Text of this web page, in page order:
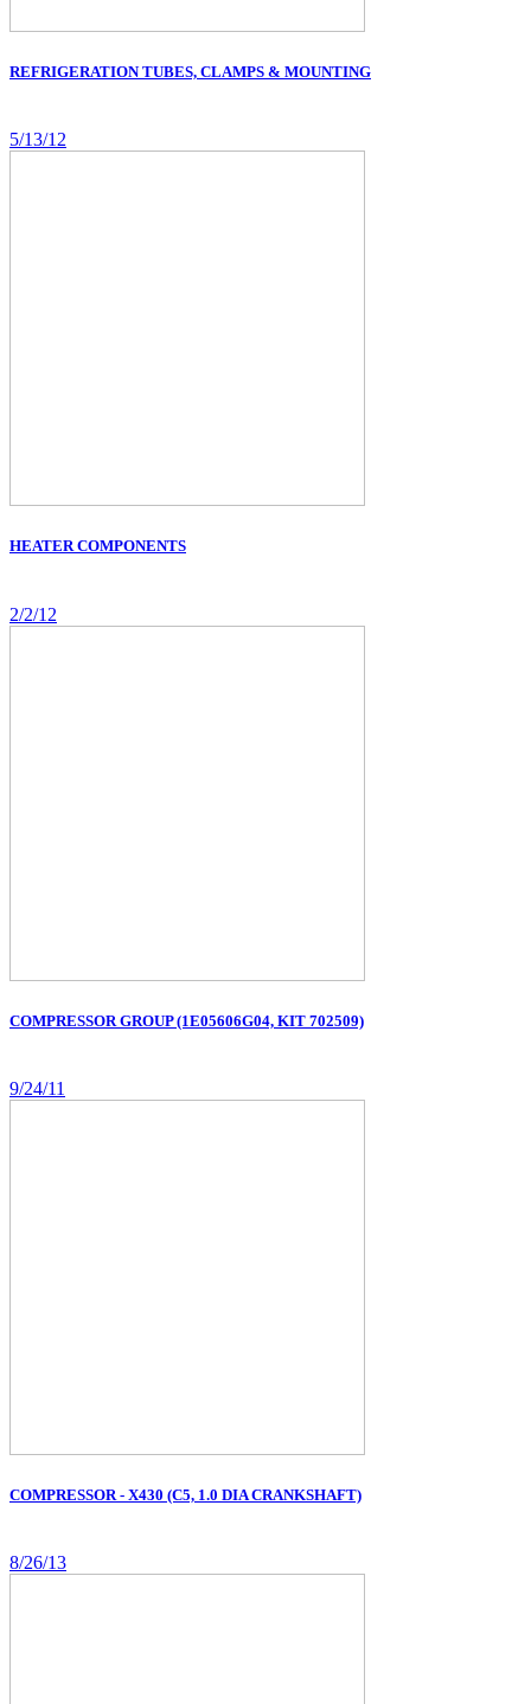
REFRIGERATION TUBES, CLAMPS & MOUNTING
5/13/12
HEATER COMPONENTS
2/2/12
COMPRESSOR GROUP (1E05606G04, KIT 702509)
9/24/11
COMPRESSOR - X430 (C5, 1.0 DIA CRANKSHAFT)
8/26/13